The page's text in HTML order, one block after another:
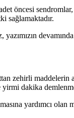
öncesi
sağlamaktadır.
zehirli maddelerin
dakika
yardımcı